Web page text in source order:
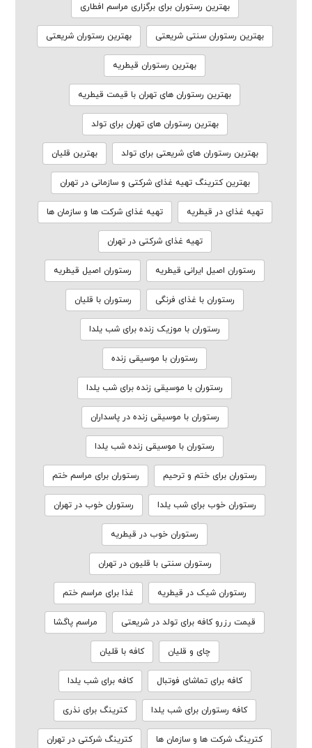
بهترین رستوران برای برگزاری مراسم افطاری
بهترین رستوران سنتی شریعتی بهترین رستوران شریعتی
بهترین رستوران قیطریه
بهترین رستوران های تهران با قیمت قیطریه
بهترین رستوران های تهران برای تولد
بهترین رستوران های شریعتی برای تولد بهترین قلیان
بهترین کترینگ تهیه غذای شرکتی و سازمانی در تهران
تهیه غذای در قیطریه تهیه غذای شرکت ها و سازمان ها
تهیه غذای شرکتی در تهران
رستوران اصیل ایرانی قیطریه رستوران اصیل قیطریه
رستوران با غذای فرنگی رستوران با قلیان
رستوران با موزیک زنده برای شب یلدا
رستوران با موسیقی زنده
رستوران با موسیقی زنده برای شب یلدا
رستوران با موسیقی زنده در پاسداران
رستوران با موسیقی زنده شب یلدا
رستوران برای ختم و ترحیم رستوران برای مراسم ختم
رستوران خوب برای شب یلدا رستوران خوب در تهران
رستوران خوب در قیطریه
رستوران سنتی با قلیون در تهران
رستوران شیک در قیطریه غذا برای مراسم ختم
قیمت رزرو کافه برای تولد در شریعتی مراسم پاگشا
چای و قلیان کافه با قلیان
کافه برای تماشای فوتبال کافه برای شب یلدا
کافه رستوران برای شب یلدا کترینگ برای نذری
کترینگ شرکت ها و سازمان ها کترینگ شرکتی در تهران